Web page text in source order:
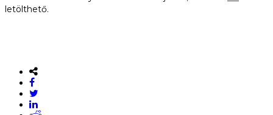
letölthető.